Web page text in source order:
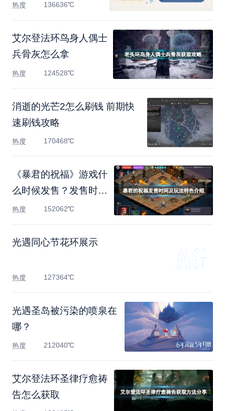
热度 136636℃
艾尔登法环鸟身人偶士
兵骨灰怎么拿
热度 124528℃
消逝的光芒2怎么刷钱 前期快
速刷钱攻略
热度 170468℃
《暴君的祝福》游戏什
么时候发售？发售时间
及
热度 152062℃
光遇同心节花环展示
热度 127364℃
光遇圣岛被污染的喷泉在
哪？
热度 212040℃
艾尔登法环圣律疗愈祷
告怎么获取